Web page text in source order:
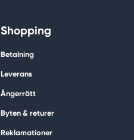
Shopping
Betalning
Leverans
Ångerrätt
Byten & returer
Reklamationer